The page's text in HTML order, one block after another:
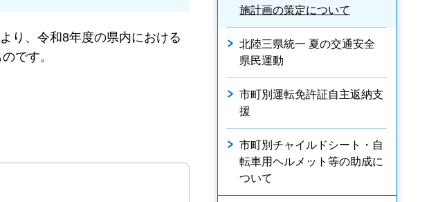
り、令和8年度の県内における
です。
施計画の策定について
北陸三県統一 夏の交通安全
県民運動
市町別運転免許証自主返納支
援
市町別チャイルドシート・自
転車用ヘルメット等の助成に
ついて